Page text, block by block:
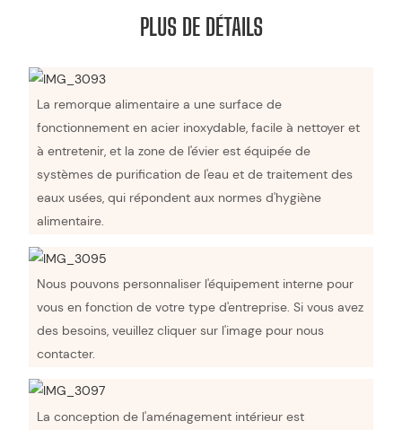
PLUS DE DÉTAILS
La remorque alimentaire a une surface de
fonctionnement en acier inoxydable, facile à nettoyer et
à entretenir, et la zone de l'évier est équipée de
systèmes de purification de l'eau et de traitement des
eaux usées, qui répondent aux normes d'hygiène
alimentaire.
Nous pouvons personnaliser l'équipement interne pour
vous en fonction de votre type d'entreprise. Si vous avez
des besoins, veuillez cliquer sur l'image pour nous
contacter.
La conception de l'aménagement intérieur est